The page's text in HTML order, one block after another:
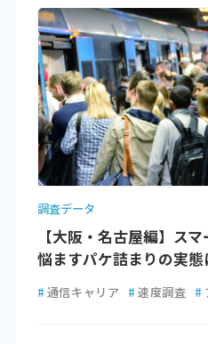
調査データ
【大阪・名古屋編】ス
悩ますパケ詰まりの実態
# 通信キャリア # 速度調査 #